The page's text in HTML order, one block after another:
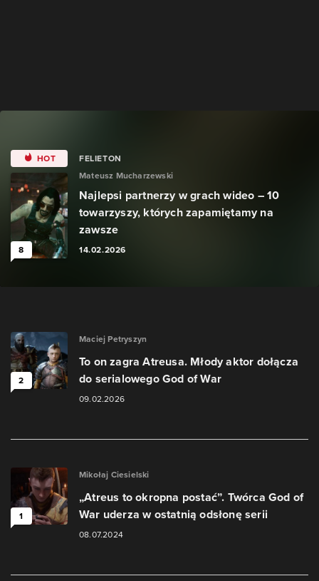
HOT
8
FELIETON
Mateusz Mucharzewski
Najlepsi partnerzy w grach wideo – 10
towarzyszy, których zapamiętamy na
zawsze
14.02.2026
2
Maciej Petryszyn
To on zagra Atreusa. Młody aktor dołącza
do serialowego God of War
09.02.2026
1
Mikołaj Ciesielski
„Atreus to okropna postać”. Twórca God of
War uderza w ostatnią odsłonę serii
08.07.2024